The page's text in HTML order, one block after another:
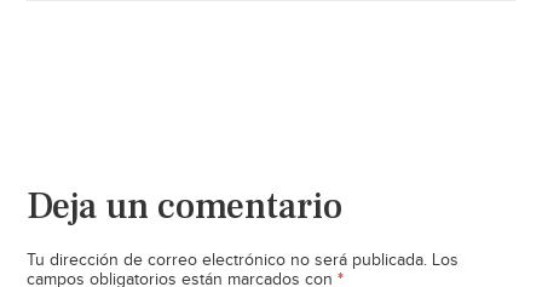
Deja un comentario
Tu dirección de correo electrónico no será publicada. Los
campos obligatorios están marcados con *